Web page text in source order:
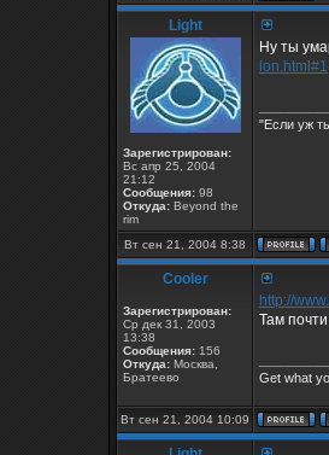
Light
Зарегистрирован:
Вс апр 25, 2004
21:12
Сообщения: 98
Откуда: Beyond the
rim
Ну ты
lon.html#1
"Если уж
Вт сен 21, 2004 8:38
Cooler
Зарегистрирован:
Ср дек 31, 2003
13:38
Сообщения: 156
Откуда: Москва,
Братеево
http://
Там
Get what
Вт сен 21, 2004 10:09